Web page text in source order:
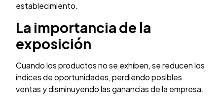
establecimiento.
La importancia de la
exposición
Cuando los productos no se exhiben, se reducen los
índices de oportunidades, perdiendo posibles
ventas y disminuyendo las ganancias de la empresa.